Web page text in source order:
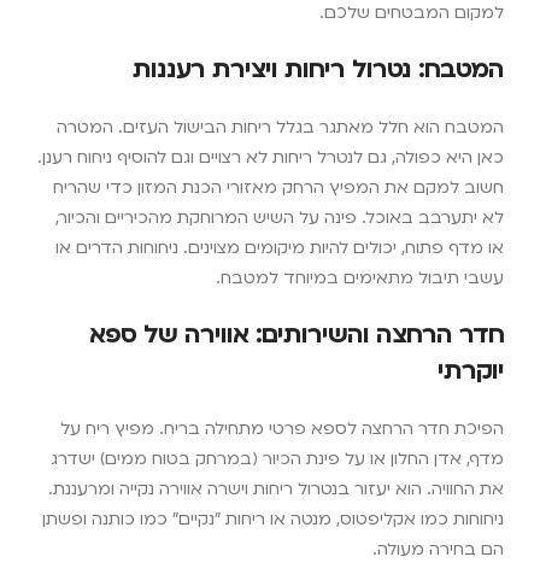
למקום המבטחים שלכם.
המטבח: נטרול ריחות ויצירת רעננות
המטבח הוא חלל מאתגר בגלל ריחות הבישול העזים. המטרה
כאן היא כפולה, גם לנטרל ריחות לא רצויים וגם להוסיף ניחוח רענן.
חשוב למקם את המפיץ הרחק מאזורי הכנת המזון כדי שהריח
לא יתערבב באוכל. פינה על השיש המרוחקת מהכיריים והכיור,
או מדף פתוח, יכולים להיות מיקומים מצוינים. ניחוחות הדרים או
עשבי תיבול מתאימים במיוחד למטבח.
חדר הרחצה והשירותים: אווירה של ספא
יוקרתי
הפיכת חדר הרחצה לספא פרטי מתחילה בריח. מפיץ ריח על
מדף, אדן החלון או על פינת הכיור (במרחק בטוח ממים) ישדרג
את החוויה. הוא יעזור בנטרול ריחות וישרה אווירה נקייה ומרעננת.
ניחוחות כמו אקליפטוס, מנטה או ריחות "נקיים" כמו כותנה ופשתן
הם בחירה מעולה.